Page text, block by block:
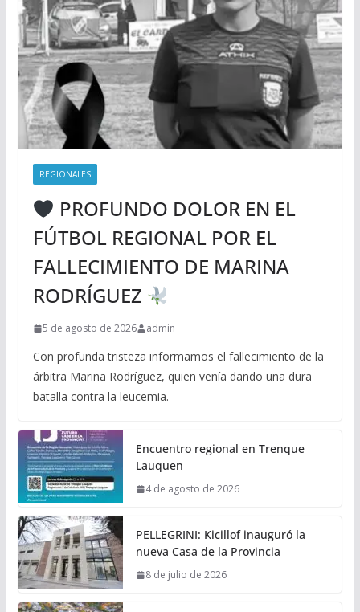
REGIONALES
PROFUNDO DOLOR EN EL
FÚTBOL REGIONAL POR EL
FALLECIMIENTO DE MARINA
RODRÍGUEZ
5 de agosto de 2026 admin
Con profunda tristeza informamos el fallecimiento de la
árbitra Marina Rodríguez, quien venía dando una dura
batalla contra la leucemia.
Encuentro regional en Trenque
Lauquen
4 de agosto de 2026
PELLEGRINI: Kicillof inauguró la
nueva Casa de la Provincia
8 de julio de 2026